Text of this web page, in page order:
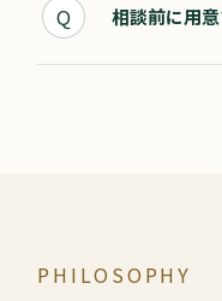
Q 相談前に用
PHILOSOPHY